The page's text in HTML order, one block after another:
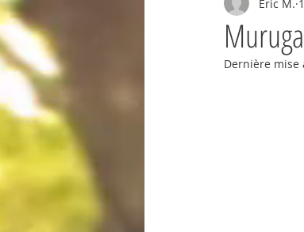
Eric M.
Dernière mise